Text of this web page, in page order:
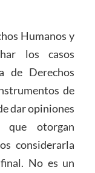
Humanos y
los casos
de Derechos
de
dar opiniones
que otorgan
considerarla
No es un